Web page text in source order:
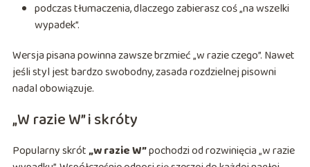
podczas tłumaczenia, dlaczego zabierasz coś „na wszelki
wypadek”.
Wersja pisana powinna zawsze brzmieć „w razie czego”. Nawet
jeśli styl jest bardzo swobodny, zasada rozdzielnej pisowni
nadal obowiązuje.
„W razie W” i skróty
Popularny skrót„w razie W”pochodzi od rozwinięcia „w razie